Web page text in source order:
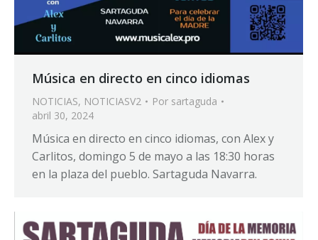
Música en directo en cinco idiomas
NOTICIAS, NOTICIASV2 Por sartaguda
abril 30, 2024
Música en directo en cinco idiomas, con Alex y
Carlitos, domingo 5 de mayo a las 18:30 horas
en la plaza del pueblo. Sartaguda Navarra.